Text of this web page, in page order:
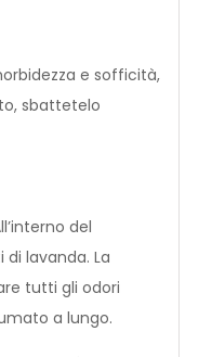
e sofficità,
sbattetelo
del
lavanda. La
tutti gli odori
a lungo.